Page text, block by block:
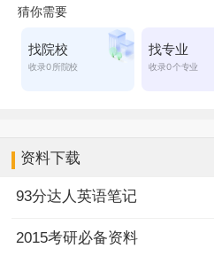
资料下载
93分达人英语笔记
2015考研必备资料